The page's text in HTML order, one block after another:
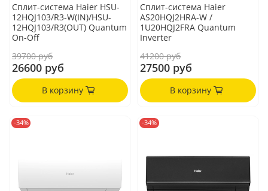
Сплит-система Haier HSU-
12HQJ103/R3-W(IN)/HSU-
12HQJ103/R3(OUT) Quantum
On-Off
39700 руб
26600 руб
В корзину
Сплит-система Haier
AS20HQJ2HRA-W /
1U20HQJ2FRA Quantum
Inverter
41200 руб
27500 руб
В корзину
-34% -34%